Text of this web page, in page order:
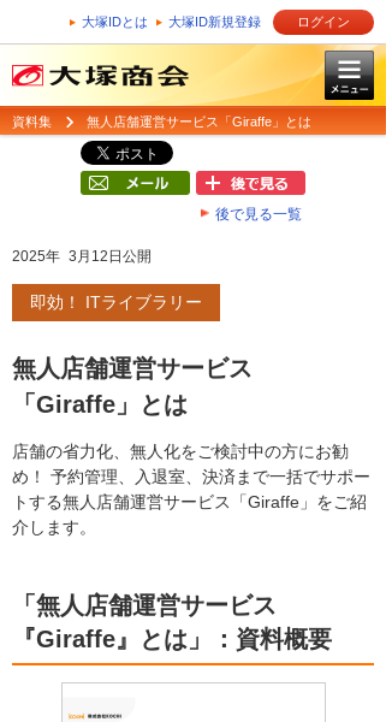
大塚IDとは 大塚ID新規登録 ログイン
資料集 無人店舗運営サービス「Giraffe」とは
後で見る一覧
2025年 3月12日公開
即効！ ITライブラリー
無人店舗運営サービス
「Giraffe」とは
店舗の省力化、無人化をご検討中の方にお勧
め！ 予約管理、入退室、決済まで一括でサポー
トする無人店舗運営サービス「Giraffe」をご紹
介します。
「無人店舗運営サービス
『Giraffe』とは」：資料概要